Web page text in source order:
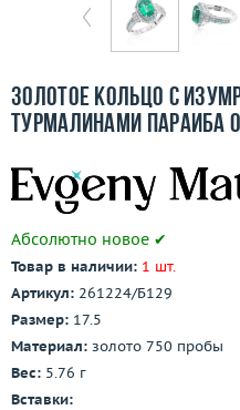
Контакты
Золотое кольцо с
турмалинами параиба
Абсолютно новое ✔
Товар в наличии: 1 шт.
Артикул: 261224/Б129
Размер: 17.5
Материал: золото 750 пробы
Вес: 5.76 г
Вставки: